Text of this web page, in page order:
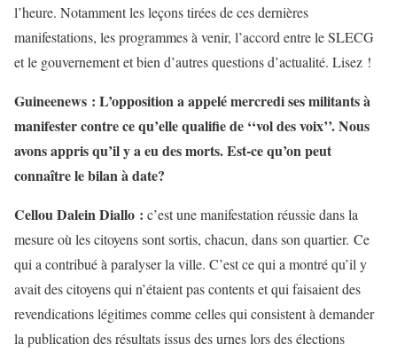
l’heure. Notamment les leçons tirées de ces dernières
manifestations, les programmes à venir, l’accord entre le SLECG
et le gouvernement et bien d’autres questions d’actualité. Lisez !
Guineenews : L’opposition a appelé mercredi ses militants à
manifester contre ce qu’elle qualifie de ‘‘vol des voix’’. Nous
avons appris qu’il y a eu des morts. Est-ce qu’on peut
connaître le bilan à date?
Cellou Dalein Diallo : c’est une manifestation réussie dans la
mesure où les citoyens sont sortis, chacun, dans son quartier. Ce
qui a contribué à paralyser la ville. C’est ce qui a montré qu’il y
avait des citoyens qui n’étaient pas contents et qui faisaient des
revendications légitimes comme celles qui consistent à demander
la publication des résultats issus des urnes lors des élections